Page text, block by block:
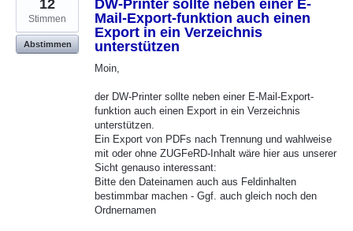
DW-Printer sollte neben einer E-
Mail-Export-funktion auch einen
Export in ein Verzeichnis
unterstützen
Moin,
der DW-Printer sollte neben einer E-Mail-Export-
funktion auch einen Export in ein Verzeichnis
unterstützen.
Ein Export von PDFs nach Trennung und wahlweise
mit oder ohne ZUGFeRD-Inhalt wäre hier aus unserer
Sicht genauso interessant:
Bitte den Dateinamen auch aus Feldinhalten
bestimmbar machen - Ggf. auch gleich noch den
Ordnernamen
12
Stimmen
Abstimmen